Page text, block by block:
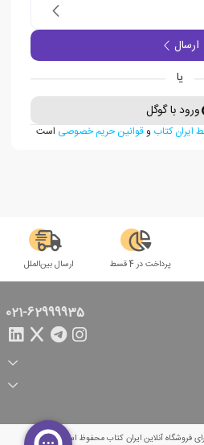
ارسال
یا
ورود با گوگل
ایران کتاب وقوانین حریم خصوصی است
پرداخت در 4 قسط ارسال بین‌الملل
021-62999935
فروشگاه آنلاین ایران کتاب محفوظ است.